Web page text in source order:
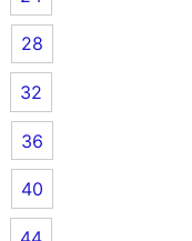
28
32
36
40